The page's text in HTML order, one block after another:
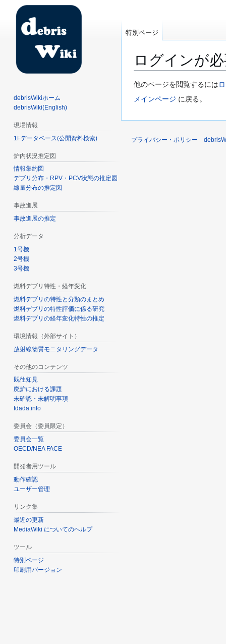
ログインが
ナ
ビ
ョ
検
索
他のページを閲覧するには
メインページ に戻る。
特別ページ
debrisWikiホーム
debrisWiki(English)
現場情報
1Fデータベース(公開資料検索)
炉内状況推定図
情報集約図
デブリ分布・RPV・PCV状態の推定図
線量分布の推定図
事故進展
事故進展の推定
分析データ
1号機
2号機
3号機
燃料デブリ特性・経年変化
燃料デブリの特性と分類のまとめ
燃料デブリの特性評価に係る研究
燃料デブリの経年変化特性の推定
環境情報（外部サイト）
放射線物質モニタリングデータ
その他のコンテンツ
既往知見
廃炉における課題
未確認・未解明事項
fdada.info
委員会（委員限定）
委員会一覧
OECD/NEA FACE
開発者用ツール
動作確認
ユーザー管理
リンク集
最近の更新
MediaWiki についてのヘルプ
ツール
特別ページ
印刷用バージョン
プライバシー・ポリシー